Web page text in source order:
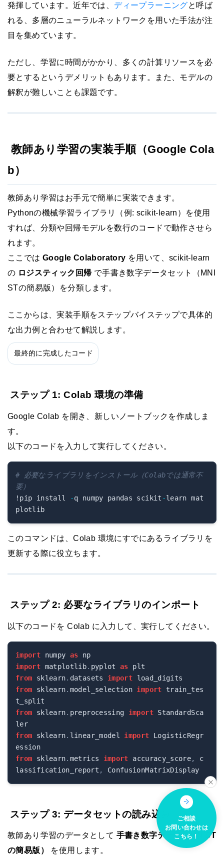
発揮しています。近年では、 ディープラーニングと呼ば
れる、多層のニューラルネットワークを用いた手法が注
目を集めています。
ただし、学習に時間がかかり、多くの計算リソースを必
要とするというデメリットもあります。また、モデルの
解釈が難しいことも課題です。
教師あり学習の実装手順（Google Cola
b）
教師あり学習はお手元で簡単に実装できます。
Pythonの機械学習ライブラリ（例: scikit-learn）を使用
すれば、分類や回帰モデルを数行のコードで動作させら
れます。
ここでは Google Colaboratory を用いて、scikit-learn
の ロジスティック回帰 で手書き数字データセット（MNI
STの簡易版）を分類します。
ここからは、実装手順をステップバイステップで具体的
な出力例と合わせて解説します。
最終的に完成したコード
ステップ 1: Colab 環境の準備
Google Colab を開き、新しいノートブックを作成しま
す。
以下のコードを入力して実行してください。
# 必要なライブラリをインストール（Colabでは通常不
要）
!pip install
-q numpy pandas scikit -learn mat
このコマンドは、Colab 環境にすでにあるライブラリを
更新する際に役立ちます。
ステップ 2: 必要なライブラリのインポート
以下のコードを Colab に入力して、実行してください。
import numpy as
import matplotlib. pyplot as
from sklearn. datasets import
from sklearn. model_selection import train_tes
from sklearn. preprocessing import StandardSca
from sklearn. linear_model import LogisticRegr
from sklearn. metrics import accuracy_score,
c
lassification_report ,
ステップ 3: データセットの読み込み
教師あり学習のデータとして 手書き数字データ（MNIST
の簡易版）
を使用します。
ご相談
お問い合わせは
こちら！